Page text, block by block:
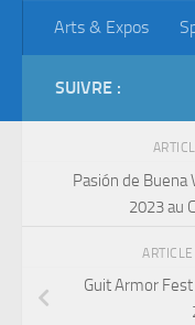
Arts & Expos
SUIVRE :
Pasión de Buena
2023 au
Guit Armor Fest